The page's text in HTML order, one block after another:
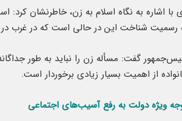
رسمیت شناخت این در حالی است که در غرب
گفت: مسأله زن را نباید به طور
از اهمیت بسیار زیادی برخوردار است.
ویژه دولت به رفع آسیب‌های اجتماعی